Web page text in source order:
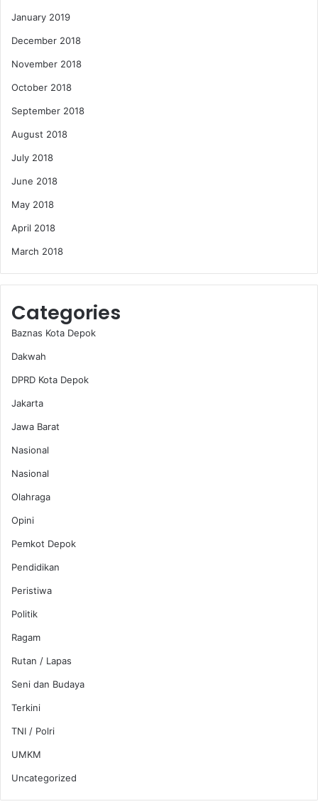
January 2019
December 2018
November 2018
October 2018
September 2018
August 2018
July 2018
June 2018
May 2018
April 2018
March 2018
Categories
Baznas Kota Depok
Dakwah
DPRD Kota Depok
Jakarta
Jawa Barat
Nasional
Nasional
Olahraga
Opini
Pemkot Depok
Pendidikan
Peristiwa
Politik
Ragam
Rutan / Lapas
Seni dan Budaya
Terkini
TNI / Polri
UMKM
Uncategorized